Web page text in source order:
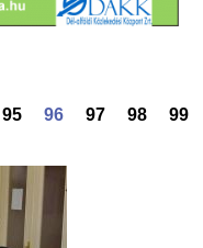
95 96 97 98 99